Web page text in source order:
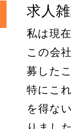
求人
私は現
この会
募した
特にこ
を得な